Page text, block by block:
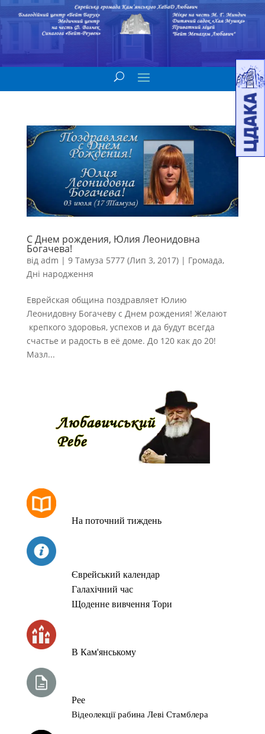
С Днем рождения, Юлия Леонидовна
Богачева!
від adm | 9 Тамуза 5777 (Лип 3, 2017)| Громада,
Дні народження
Еврейская община поздравляет Юлию
Леонидовну Богачеву с Днем рождения! Желают
крепкого здоровья, успехов и да будут всегда
счастье и радость в её доме. До 120 как до 20!
Мазл...
На поточний тиждень
Єврейський календар
Галахічний час
Щоденне вивчення Тори
В Кам'янському
Рее
Відеолекції рабина Леві Стамблера